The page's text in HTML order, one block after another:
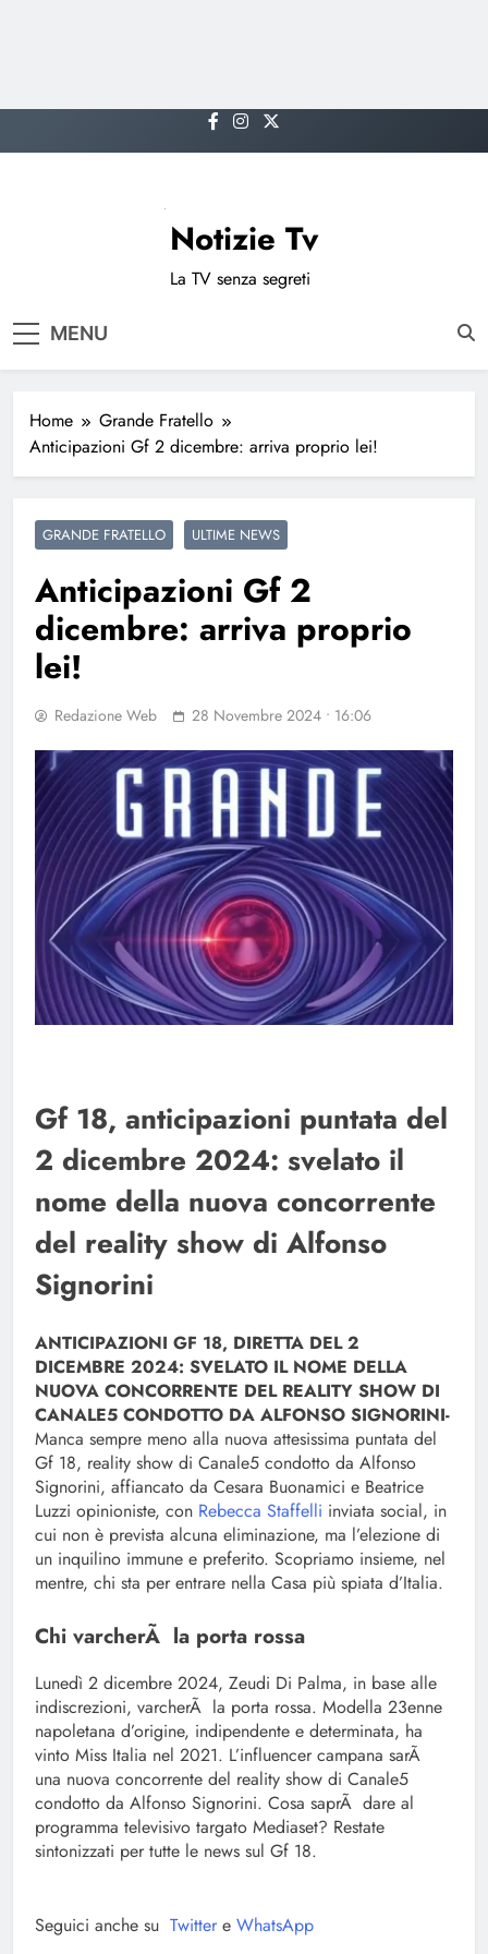
to
Notizie Tv
La TV senza segreti
MENU
Home
Grande Fratello
Anticipazioni Gf 2 dicembre: arriva proprio lei!
GRANDE FRATELLO ULTIME NEWS
Anticipazioni Gf 2
dicembre: arriva proprio
lei!
Redazione Web 28 Novembre 2024 • 16:06
Gf 18, anticipazioni puntata del
2 dicembre 2024: svelato il
nome della nuova concorrente
del reality show di Alfonso
Signorini
ANTICIPAZIONI GF 18, DIRETTA DEL 2
DICEMBRE 2024: SVELATO IL NOME DELLA
NUOVA CONCORRENTE DEL REALITY SHOW DI
CANALE5 CONDOTTO DA ALFONSO SIGNORINI-
Manca sempre meno alla nuova attesissima puntata del
Gf 18, reality show di Canale5 condotto da Alfonso
Signorini, affiancato da Cesara Buonamici e Beatrice
Luzzi opinioniste, con Rebecca Staffelli inviata social, in
cui non è prevista alcuna eliminazione, ma l’elezione di
un inquilino immune e preferito. Scopriamo insieme, nel
mentre, chi sta per entrare nella Casa più spiata d’Italia.
Chi varcherÃ la porta rossa
Lunedì 2 dicembre 2024, Zeudi Di Palma, in base alle
indiscrezioni, varcherÃ la porta rossa. Modella 23enne
napoletana d’origine, indipendente e determinata, ha
vinto Miss Italia nel 2021. L’influencer campana sarÃ
una nuova concorrente del reality show di Canale5
condotto da Alfonso Signorini. Cosa saprÃ dare al
programma televisivo targato Mediaset? Restate
sintonizzati per tutte le news sul Gf 18.
Seguici anche su Twitter e WhatsApp